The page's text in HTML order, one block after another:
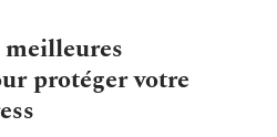
protéger votre